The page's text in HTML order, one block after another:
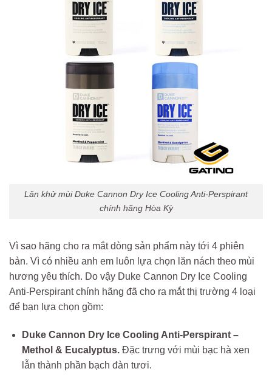
Lăn khử mùi Duke Cannon Dry Ice Cooling Anti-Perspirant
chính hãng Hòa Kỳ
Vì sao hãng cho ra mắt dòng sản phẩm này tới 4 phiên
bản. Vì có nhiều anh em luôn lựa chọn lăn nách theo mùi
hương yêu thích. Do vậy Duke Cannon Dry Ice Cooling
Anti-Perspirant chính hãng đã cho ra mắt thị trường 4 loại
để bạn lựa chọn gồm:
Duke Cannon Dry Ice Cooling Anti-Perspirant –
Methol & Eucalyptus. Đặc trưng với mùi bạc hà xen
lẫn thành phần bạch đàn tươi.